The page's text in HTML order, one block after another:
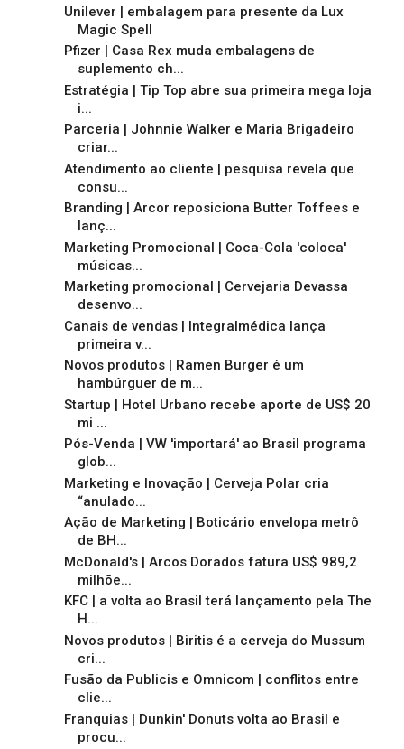
Unilever | embalagem para presente da Lux
Magic Spell
Pfizer | Casa Rex muda embalagens de
suplemento ch...
Estratégia | Tip Top abre sua primeira mega loja
i...
Parceria | Johnnie Walker e Maria Brigadeiro
criar...
Atendimento ao cliente | pesquisa revela que
consu...
Branding | Arcor reposiciona Butter Toffees e
lanç...
Marketing Promocional | Coca-Cola 'coloca'
músicas...
Marketing promocional | Cervejaria Devassa
desenvo...
Canais de vendas | Integralmédica lança
primeira v...
Novos produtos | Ramen Burger é um
hambúrguer de m...
Startup | Hotel Urbano recebe aporte de US$ 20
mi ...
Pós-Venda | VW 'importará' ao Brasil programa
glob...
Marketing e Inovação | Cerveja Polar cria
“anulado...
Ação de Marketing | Boticário envelopa metrô
de BH...
McDonald's | Arcos Dorados fatura US$ 989,2
milhõe...
KFC | a volta ao Brasil terá lançamento pela The
H...
Novos produtos | Biritis é a cerveja do Mussum
cri...
Fusão da Publicis e Omnicom | conflitos entre
clie...
Franquias | Dunkin' Donuts volta ao Brasil e
procu...